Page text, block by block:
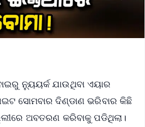
ନ୍ୟୁୟର୍କ ଯାଉଥିବା ଏୟାର
ସୋମବାର ଦିଣ୍ଡାଣ ଭରିବାର କିଛି
ଅବତରଣ କରିବାକୁ ପଡିଥିଲା।